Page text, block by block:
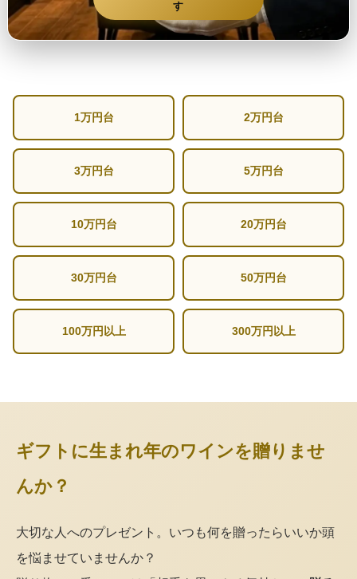
す
1万円台 2万円台
3万円台 5万円台
10万円台 20万円台
30万円台 50万円台
100万円以上 300万円以上
ギフトに生まれ年のワインを贈りませ
んか？
大切な人へのプレゼント。いつも何を贈ったらいいか頭
を悩ませていませんか？